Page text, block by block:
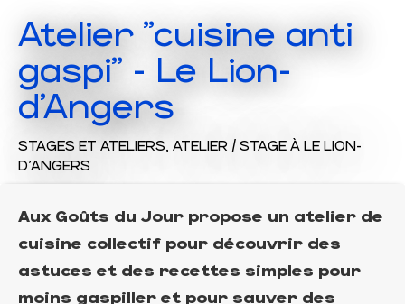
Atelier "cuisine anti
gaspi" - Le Lion-
d'Angers
STAGES ET ATELIERS, ATELIER / STAGE À LE LION-
D'ANGERS
Aux Goûts du Jour propose un atelier de
cuisine collectif pour découvrir des
astuces et des recettes simples pour
moins gaspiller et pour sauver des